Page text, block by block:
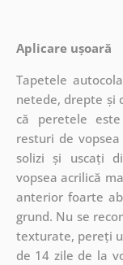
Aplicare ușoară
Tapetele
netede, drepte și
că peretele
resturi de
solizi și uscați
vopsea acrilică
anterior foarte
grund. Nu se
texturate, pereți
de 14 zile de la